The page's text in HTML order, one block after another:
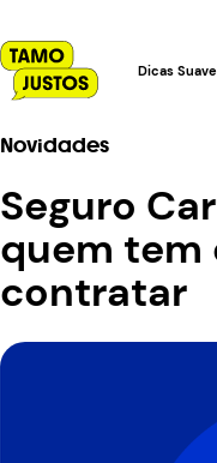
Dicas
Novidades
Seguro
quem tem
contratar